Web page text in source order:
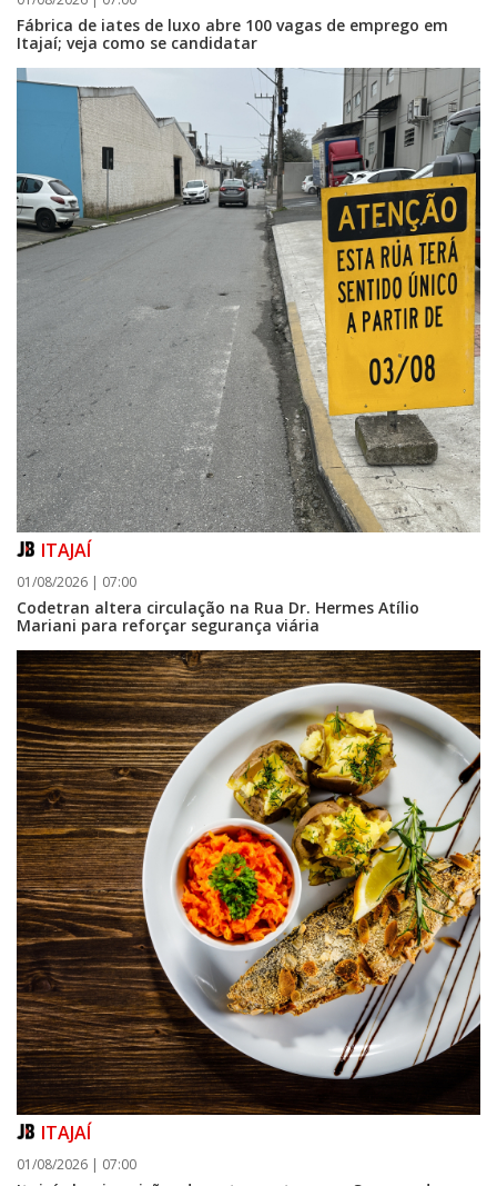
Fábrica de iates de luxo abre 100 vagas de emprego em
Itajaí; veja como se candidatar
ITAJAÍ
01/08/2026 | 07:00
Codetran altera circulação na Rua Dr. Hermes Atílio
Mariani para reforçar segurança viária
ITAJAÍ
01/08/2026 | 07:00